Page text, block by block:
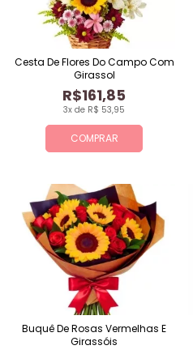
COMPRAR
3x de R$ 53,95
R$161,85
Cesta De Flores Do Campo Com
Girassol
Buquê De Rosas Vermelhas E
Girassóis